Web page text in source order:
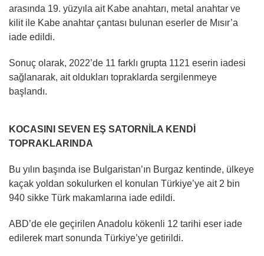
arasında 19. yüzyıla ait Kabe anahtarı, metal anahtar ve
kilit ile Kabe anahtar çantası bulunan eserler de Mısır’a
iade edildi.
Sonuç olarak, 2022’de 11 farklı grupta 1121 eserin iadesi
sağlanarak, ait oldukları topraklarda sergilenmeye
başlandı.
KOCASINI SEVEN EŞ SATORNİLA KENDİ
TOPRAKLARINDA
Bu yılın başında ise Bulgaristan’ın Burgaz kentinde, ülkeye
kaçak yoldan sokulurken el konulan Türkiye’ye ait 2 bin
940 sikke Türk makamlarına iade edildi.
ABD’de ele geçirilen Anadolu kökenli 12 tarihi eser iade
edilerek mart sonunda Türkiye’ye getirildi.